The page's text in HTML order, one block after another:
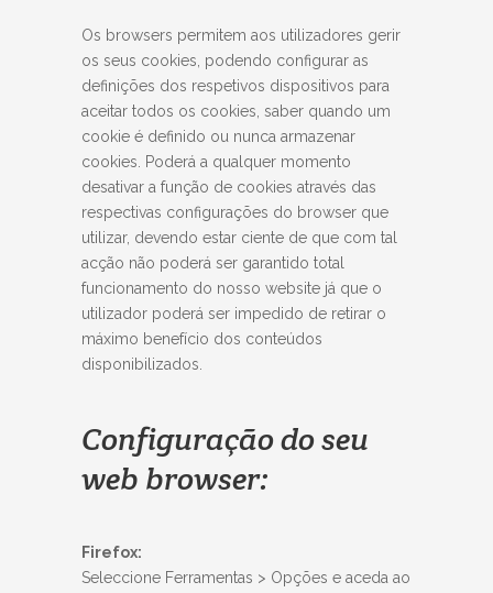
Os browsers permitem aos utilizadores gerir
os seus cookies, podendo configurar as
definições dos respetivos dispositivos para
aceitar todos os cookies, saber quando um
cookie é definido ou nunca armazenar
cookies. Poderá a qualquer momento
desativar a função de cookies através das
respectivas configurações do browser que
utilizar, devendo estar ciente de que com tal
acção não poderá ser garantido total
funcionamento do nosso website já que o
utilizador poderá ser impedido de retirar o
máximo benefício dos conteúdos
disponibilizados.
Configuração do seu
web browser:
Firefox:
Seleccione Ferramentas > Opções e aceda ao